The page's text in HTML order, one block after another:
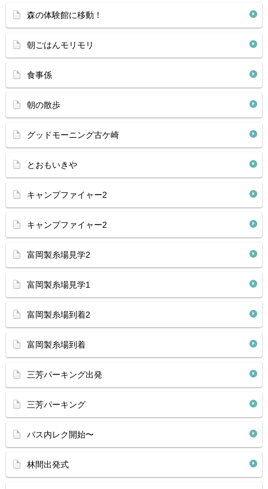
森の体験館に移動！
朝ごはんモリモリ
食事係
朝の散歩
グッドモーニング古ケ崎
とおもいきや
キャンプファイャー2
キャンプファイャー2
富岡製糸場見学2
富岡製糸場見学1
富岡製糸場到着2
富岡製糸場到着
三芳パーキング出発
三芳パーキング
バス内レク開始〜
林間出発式